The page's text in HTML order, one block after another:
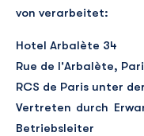
von verarbeitet:
Hotel Arbalète 34
Rue de l'Arbalète,
RCS de Paris unter
Vertreten durch
Betriebsleiter